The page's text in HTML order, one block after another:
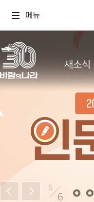
메뉴
새소식
5
6